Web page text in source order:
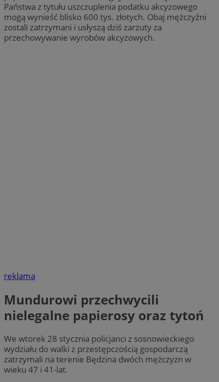
Państwa z tytułu uszczuplenia podatku akcyzowego
mogą wynieść blisko 600 tys. złotych. Obaj mężczyźni
zostali zatrzymani i usłyszą dziś zarzuty za
przechowywanie wyrobów akcyzowych.
reklama
Mundurowi przechwycili
nielegalne papierosy oraz tytoń
We wtorek 28 stycznia policjanci z sosnowieckiego
wydziału do walki z przestępczością gospodarczą
zatrzymali na terenie Będzina dwóch mężczyzn w
wieku 47 i 41-lat.